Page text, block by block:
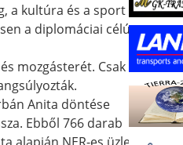
a kultúra és a sport
a diplomáciai célú
mozgásterét. Csak
Anita döntése
Ebből 766 darab
alapján NER-es üzleti